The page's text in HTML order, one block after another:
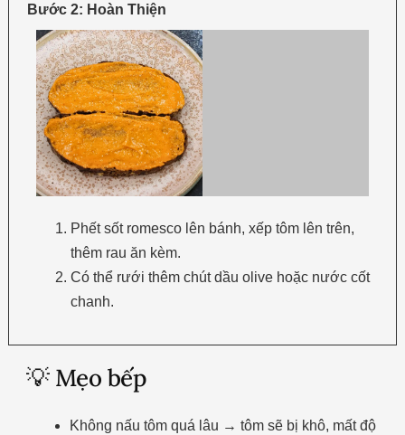
Bước 2: Hoàn Thiện
Phết sốt romesco lên bánh, xếp tôm lên trên,
thêm rau ăn kèm.
Có thể rưới thêm chút dầu olive hoặc nước cốt
chanh.
💡 Mẹo bếp
Không nấu tôm quá lâu → tôm sẽ bị khô, mất độ